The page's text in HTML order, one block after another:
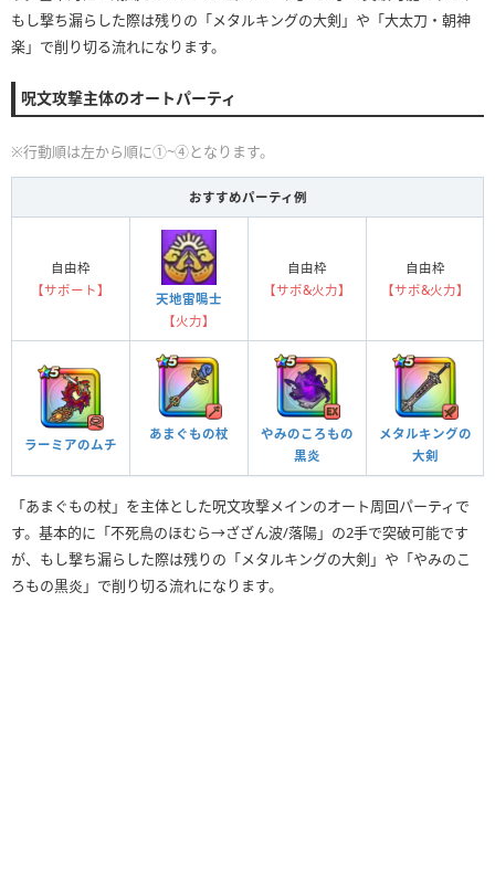
もし撃ち漏らした際は残りの「メタルキングの大剣」や「大太刀・朝神
楽」で削り切る流れになります。
呪文攻撃主体のオートパーティ
※行動順は左から順に①~④となります。
おすすめパーティ例
自由枠
【サポート】
天地雷鳴士
【火力】
自由枠
【サポ&火力】
自由枠
【サポ&火力】
ラーミアのムチ
あまぐもの杖
やみのころもの
黒炎
メタルキングの
大剣
「あまぐもの杖」を主体とした呪文攻撃メインのオート周回パーティで
す。基本的に「不死鳥のほむら→ざざん波/落陽」の2手で突破可能です
が、もし撃ち漏らした際は残りの「メタルキングの大剣」や「やみのこ
ろもの黒炎」で削り切る流れになります。